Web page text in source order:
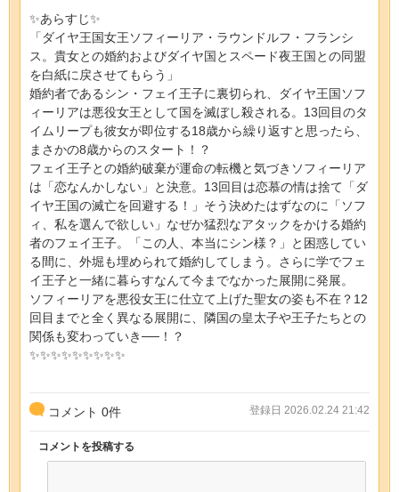
✨あらすじ✨
「ダイヤ王国女王ソフィーリア・ラウンドルフ・フランシ
ス。貴女との婚約およびダイヤ国とスペード夜王国との同盟
を白紙に戻させてもらう」
婚約者であるシン・フェイ王子に裏切られ、ダイヤ王国ソフ
ィーリアは悪役女王として国を滅ぼし殺される。13回目のタ
イムリープも彼女が即位する18歳から繰り返すと思ったら、
まさかの8歳からのスタート！？
フェイ王子との婚約破棄が運命の転機と気づきソフィーリア
は「恋なんかしない」と決意。13回目は恋慕の情は捨て「ダ
イヤ王国の滅亡を回避する！」そう決めたはずなのに「ソフ
ィ、私を選んで欲しい」なぜか猛烈なアタックをかける婚約
者のフェイ王子。「この人、本当にシン様？」と困惑してい
る間に、外堀も埋められて婚約してしまう。さらに学でフェ
イ王子と一緒に暮らすなんて今までなかった展開に発展。
ソフィーリアを悪役女王に仕立て上げた聖女の姿も不在？12
回目までと全く異なる展開に、隣国の皇太子や王子たちとの
関係も変わっていき──！？
✨✨✨✨✨✨✨✨✨
コメント 0件 登録日 2026.02.24 21:42
コメントを投稿する